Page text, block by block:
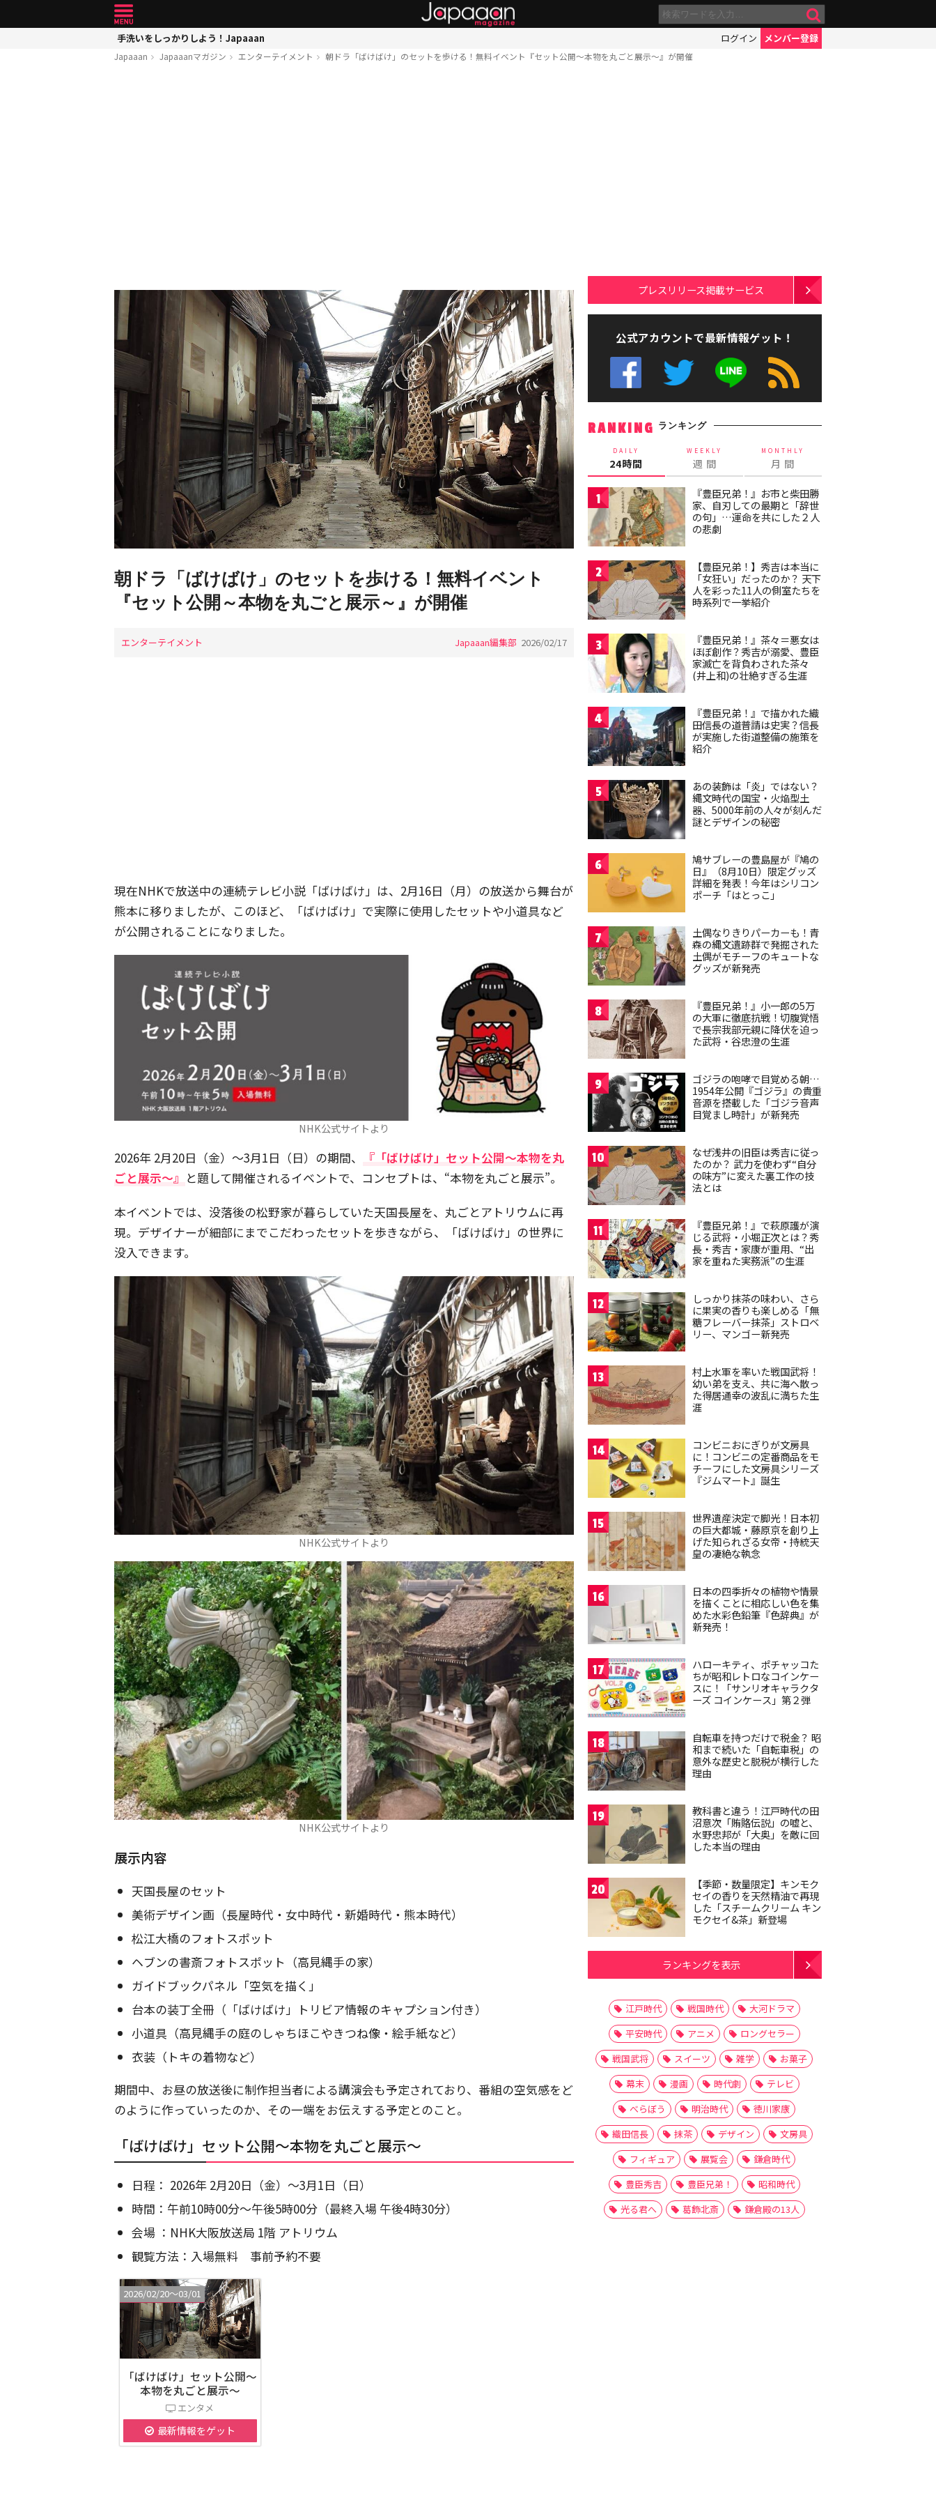
手洗いをしっかりしよう！Japaaan ログイン メンバー登録
Japaaan Japaaanマガジン エンターテイメント 朝ドラ「ばけばけ」のセットを歩ける！無料イベント『セット公開～本物を丸ごと展示～』が開催
朝ドラ「ばけばけ」のセットを歩ける！無料イベント
『セット公開～本物を丸ごと展示～』が開催
エンターテイメント Japaaan編集部 2026/02/17
現在NHKで放送中の連続テレビ小説「ばけばけ」は、2月16日（月）の放送から舞台が
熊本に移りましたが、このほど、「ばけばけ」で実際に使用したセットや小道具など
が公開されることになりました。
NHK公式サイトより
2026年 2月20日（金）～3月1日（日）の期間、
『「ばけばけ」セット公開～本物を丸
ごと展示～』 と題して開催されるイベントで、コンセプトは、“本物を丸ごと展示”。
本イベントでは、没落後の松野家が暮らしていた天国長屋を、丸ごとアトリウムに再
現。デザイナーが細部にまでこだわったセットを歩きながら、「ばけばけ」の世界に
没入できます。
NHK公式サイトより
NHK公式サイトより
展示内容
天国長屋のセット
美術デザイン画（長屋時代・女中時代・新婚時代・熊本時代）
松江大橋のフォトスポット
ヘブンの書斎フォトスポット（高見縄手の家）
ガイドブックパネル「空気を描く」
台本の装丁全冊（「ばけばけ」トリビア情報のキャプション付き）
小道具（高見縄手の庭のしゃちほこやきつね像・絵手紙など）
衣装（トキの着物など）
期間中、お昼の放送後に制作担当者による講演会も予定されており、番組の空気感をど
のように作っていったのか、その一端をお伝えする予定とのこと。
「ばけばけ」セット公開～本物を丸ごと展示～
日程： 2026年 2月20日（金）～3月1日（日）
時間：午前10時00分～午後5時00分（最終入場 午後4時30分）
会場 ：NHK大阪放送局 1階 アトリウム
観覧方法：入場無料 事前予約不要
2026/02/20〜03/01
「ばけばけ」セット公開～
本物を丸ごと展示～
エンタメ
最新情報をゲット
プレスリリース掲載サービス
公式アカウントで最新情報ゲット！
RANKING ランキング
DAILY
24時間
WEEKLY
週 間
MONTHLY
月 間
1
『豊臣兄弟！』お市と柴田勝
家、自刃しての最期と「辞世
の句」…運命を共にした２人
の悲劇
2
【豊臣兄弟！】秀吉は本当に
「女狂い」だったのか？ 天下
人を彩った11人の側室たちを
時系列で一挙紹介
3
『豊臣兄弟！』茶々＝悪女は
ほぼ創作？秀吉が溺愛、豊臣
家滅亡を背負わされた茶々
(井上和)の壮絶すぎる生涯
4
『豊臣兄弟！』で描かれた織
田信長の道普請は史実？信長
が実施した街道整備の施策を
紹介
5
あの装飾は「炎」ではない？
縄文時代の国宝・火焔型土
器、5000年前の人々が刻んだ
謎とデザインの秘密
6
鳩サブレーの豊島屋が『鳩の
日』（8月10日）限定グッズ
詳細を発表！今年はシリコン
ポーチ「はとっこ」
7
土偶なりきりパーカーも！青
森の縄文遺跡群で発掘された
土偶がモチーフのキュートな
グッズが新発売
8
『豊臣兄弟！』小一郎の5万
の大軍に徹底抗戦！切腹覚悟
で長宗我部元親に降伏を迫っ
た武将・谷忠澄の生涯
9
ゴジラの咆哮で目覚める朝…
1954年公開『ゴジラ』の貴重
音源を搭載した「ゴジラ音声
目覚まし時計」が新発売
10
なぜ浅井の旧臣は秀吉に従っ
たのか？ 武力を使わず“自分
の味方”に変えた裏工作の技
法とは
11
『豊臣兄弟！』で萩原護が演
じる武将・小堀正次とは？秀
長・秀吉・家康が重用、“出
家を重ねた実務派”の生涯
12
しっかり抹茶の味わい、さら
に果実の香りも楽しめる「無
糖フレーバー抹茶」ストロベ
リー、マンゴー新発売
13
村上水軍を率いた戦国武将！
幼い弟を支え、共に海へ散っ
た得居通幸の波乱に満ちた生
涯
14
コンビニおにぎりが文房具
に！コンビニの定番商品をモ
チーフにした文房具シリーズ
『ジムマート』誕生
15
世界遺産決定で脚光！日本初
の巨大都城・藤原京を創り上
げた知られざる女帝・持統天
皇の凄絶な執念
16
日本の四季折々の植物や情景
を描くことに相応しい色を集
めた水彩色鉛筆『色辞典』が
新発売！
17
ハローキティ、ポチャッコた
ちが昭和レトロなコインケー
スに！「サンリオキャラクタ
ーズ コインケース」第２弾
18
自転車を持つだけで税金？ 昭
和まで続いた「自転車税」の
意外な歴史と脱税が横行した
理由
19
教科書と違う！江戸時代の田
沼意次「賄賂伝説」の嘘と、
水野忠邦が「大奥」を敵に回
した本当の理由
20
【季節・数量限定】キンモク
セイの香りを天然精油で再現
した「スチームクリーム キン
モクセイ&茶」新登場
ランキングを表示
江戸時代 戦国時代
大河ドラマ
平安時代
アニメ
ロングセラー
戦国武将
スイーツ 雑学
お菓子
幕末
漫画 時代劇
テレビ
べらぼう
明治時代
徳川家康
織田信長
抹茶 デザイン
文房具
フィギュア
展覧会
鎌倉時代
豊臣秀吉
豊臣兄弟！
昭和時代
光る君へ
葛飾北斎 鎌倉殿の13人